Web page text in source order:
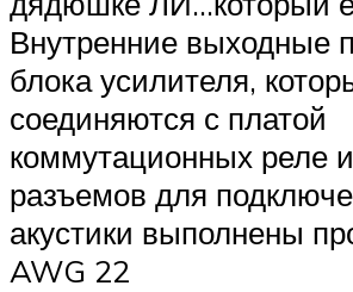
Внутренние выходные
блока усилителя,
соединяются с платой
коммутационных реле
разъемов для
акустики выполнены
AWG 22